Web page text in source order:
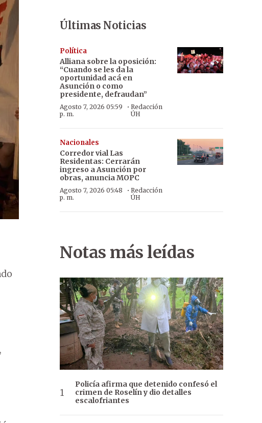
Últimas Noticias
Política
Alliana sobre la oposición:
“Cuando se les da la
oportunidad acá en
Asunción o como
presidente, defraudan”
Agosto 7, 2026 05:59
p. m.
·Redacción
ÚH
Nacionales
Corredor vial Las
Residentas: Cerrarán
ingreso a Asunción por
obras, anuncia MOPC
Agosto 7, 2026 05:48
p. m.
·Redacción
ÚH
Notas más leídas
Policía afirma que detenido confesó el
crimen de Roselín y dio detalles
escalofriantes